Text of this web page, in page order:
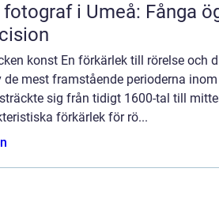
fotograf i Umeå: Fånga
konst En förkärlek till rörelse och
de mest framstående perioderna
sig från tidigt 1600-tal till
förkärlek för rö...